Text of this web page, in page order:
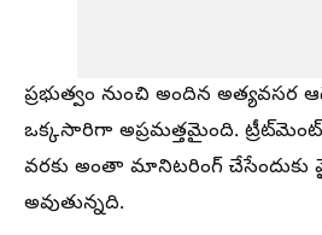
ప్రభుత్వం నుంచి అందిన
ఒక్కసారిగా అప్రమత్తమైంది.
వరకు అంతా మానిటరింగ్ చేసేందుకు
అవుతున్నది.